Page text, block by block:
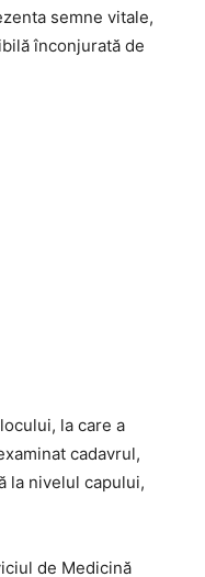
semne vitale,
înconjurată de
la care a
cadavrul,
la nivelul capului,
de Medicină